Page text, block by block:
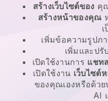
สร้างเว็บไซต์ของ คุ
สร้างหน้าของคุณ
เพิ่มข้อความรูปภ
เพิ่มและปรั
เปิดใช้งานการ แชท
เปิดใช้งาน เว็บไซต์
ของคุณเองหรือด้ว
AI